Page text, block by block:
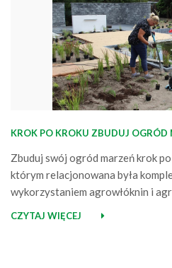
KROK PO KROKU ZBUDUJ OGRÓD
Zbuduj swój ogród marzeń krok
którym relacjonowana była
wykorzystaniem agrowłóknin i
było urządzanie rabat, czyli
CZYTAJ WIĘCEJ